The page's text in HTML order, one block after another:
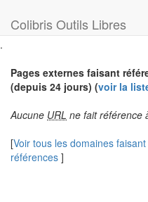
Colibris Outils Libres
.
Pages externes faisant
(depuis 24 jours) (voir la
Aucune URL ne fait référence
[Voir tous les domaines
références ]